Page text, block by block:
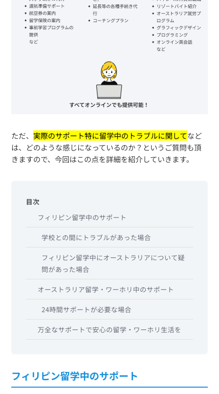
ただ、 実際のサポート特に留学中のトラブルに関してなど
は、どのような感じになっているのか？というご質問も頂
きますので、今回はこの点を詳細を紹介していきます。
目次
フィリピン留学中のサポート
学校との間にトラブルがあった場合
フィリピン留学中にオーストラリアについて疑
問があった場合
オーストラリア留学・ワーホリ中のサポート
24時間サポートが必要な場合
万全なサポートで安心の留学・ワーホリ生活を
フィリピン留学中のサポート